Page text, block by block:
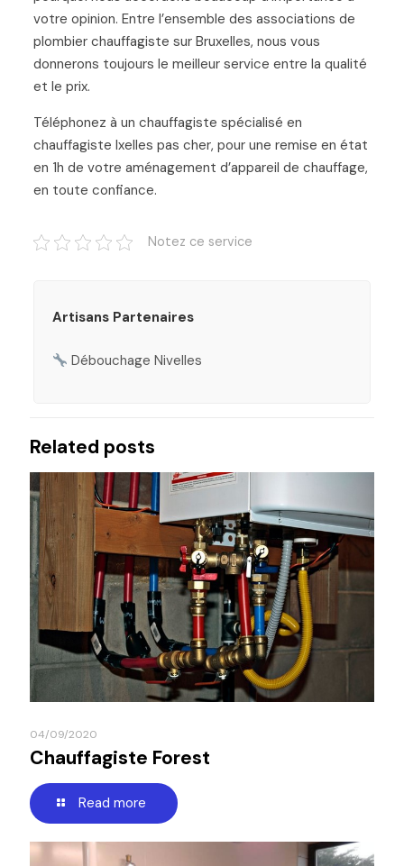
votre opinion. Entre l’ensemble des associations de
plombier chauffagiste sur Bruxelles, nous vous
donnerons toujours le meilleur service entre la qualité
et le prix.
Téléphonez à un chauffagiste spécialisé en
chauffagiste Ixelles pas cher, pour une remise en état
en 1h de votre aménagement d’appareil de chauffage,
en toute confiance.
Notez ce service
Artisans Partenaires
Débouchage Nivelles
Related posts
04/09/2020
Chauffagiste Forest
Read more